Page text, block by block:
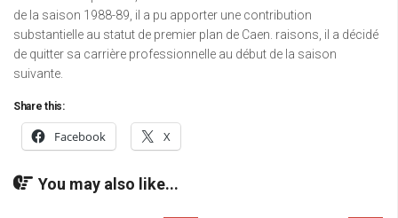
de la saison 1988-89, il a pu apporter une contribution
substantielle au statut de premier plan de Caen. raisons, il a décidé
de quitter sa carrière professionnelle au début de la saison
suivante.
Share this:
Facebook X
You may also like...